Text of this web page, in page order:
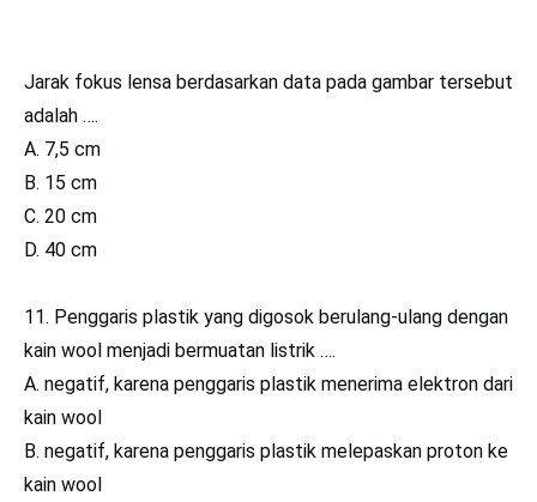
Jarak fokus lensa berdasarkan data pada gambar tersebut
adalah ….
A. 7,5 cm
B. 15 cm
C. 20 cm
D. 40 cm
11. Penggaris plastik yang digosok berulang-ulang dengan
kain wool menjadi bermuatan listrik ….
A. negatif, karena penggaris plastik menerima elektron dari
kain wool
B. negatif, karena penggaris plastik melepaskan proton ke
kain wool